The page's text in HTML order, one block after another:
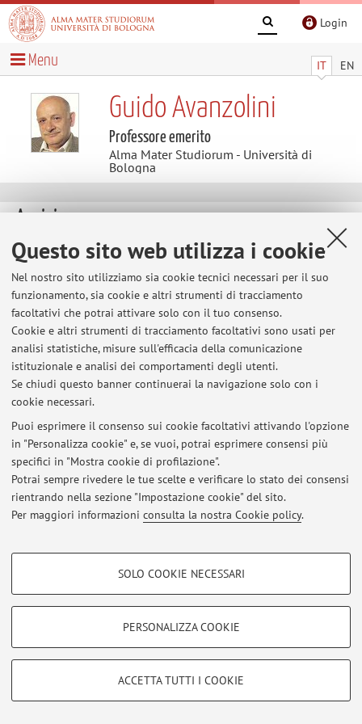
Questo sito web utilizza i cookie
Nel nostro sito utilizziamo sia cookie tecnici necessari per il suo
funzionamento, sia cookie e altri strumenti di tracciamento
facoltativi che potrai attivare solo con il tuo consenso.
Cookie e altri strumenti di tracciamento facoltativi sono usati per
analisi statistiche, misure sull'efficacia della comunicazione
istituzionale e analisi dei comportamenti degli utenti.
Se chiudi questo banner continuerai la navigazione solo con i
cookie necessari.
Puoi esprimere il consenso sui cookie facoltativi attivando l'opzione
in "Personalizza cookie" e, se vuoi, potrai esprimere consensi più
specifici in "Mostra cookie di profilazione".
Potrai sempre rivedere le tue scelte e verificare lo stato dei consensi
rientrando nella sezione "Impostazione cookie" del sito.
Per maggiori informazioni consulta la nostra Cookie policy.
COOKIE DI PROFILAZIONE - FACOLTATIVI
COOKIE TECNICI - NECESSARI
Si tratta di cookie tecnici utilizzati, a titolo esemplificativo, per il corretto
SOLO COOKIE NECESSARI
PERSONALIZZA COOKIE
ACCETTA TUTTI I COOKIE
Login
IT EN
Menu
Guido Avanzolini
Professore emerito
Alma Mater Studiorum - Università di
Bologna
Avvisi
Avviso per gli studenti che desiderano sostenere
l'esame
Leggere nei "Contenuti Utili" le modalità di svolgimento
degli esami telematici
Area riservata
Accedi tramiteloginper gestire tutti i contenuti del sito.
© 2026 - ALMA MATER STUDIORUM - Università di Bologna - Via
Zamboni, 33 - 40126 Bologna - Partita IVA: 01131710376